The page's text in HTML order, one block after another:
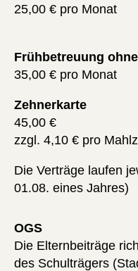
25,00 € pro Monat
Frühbetreuung
35,00 € pro Monat
Zehnerkarte
45,00 €
zzgl. 4,10 € pro
Die Verträge laufen
01.08. eines Jahres)
OGS
Die Elternbeiträge
des Schulträgers